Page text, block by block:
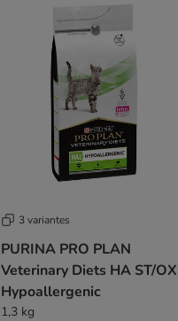
3 variantes
PURINA PRO PLAN
Veterinary Diets HA ST/OX
Hypoallergenic
1,3 kg